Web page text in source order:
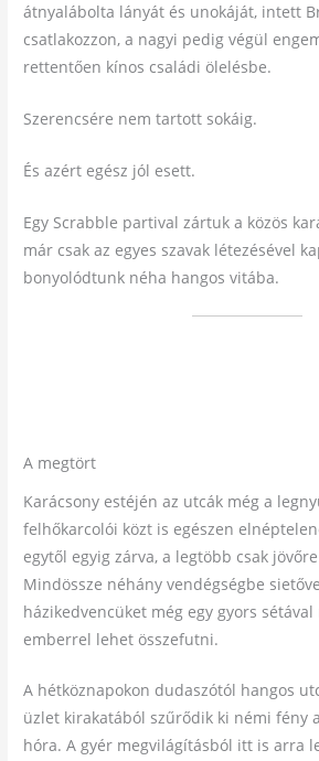
átnyalábolta lányát és unokáját, intett
csatlakozzon, a nagyi pedig végül
rettentően kínos családi ölelésbe.
Szerencsére nem tartott sokáig.
És azért egész jól esett.
Egy Scrabble partival zártuk a közös
már csak az egyes szavak létezésével
bonyolódtunk néha hangos vitába.
A megtört
Karácsony estéjén az utcák még a
felhőkarcolói közt is egészen
egytől egyig zárva, a legtöbb csak
Mindössze néhány vendégségbe
házikedvencüket még egy gyors
emberrel lehet összefutni.
A hétköznapokon dudaszótól hangos
üzlet kirakatából szűrődik ki némi fény
hóra. A gyér megvilágításból itt is arra